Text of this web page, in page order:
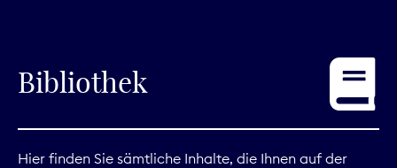
Service
Bibliothek
Hier finden Sie sämtliche Inhalte, die Ihnen auf der